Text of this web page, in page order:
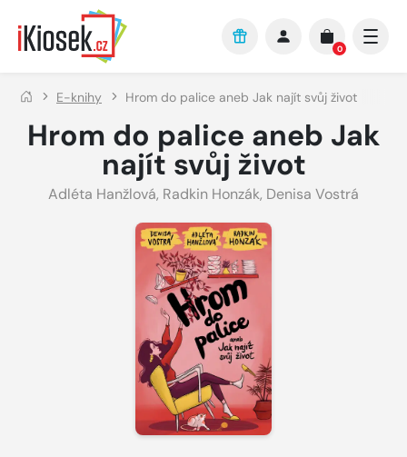
Přejít na hlavní obsah
0
E-knihy Hrom do palice aneb Jak najít svůj život
Hrom do palice aneb Jak
najít svůj život
Adléta Hanžlová, Radkin Honzák, Denisa Vostrá